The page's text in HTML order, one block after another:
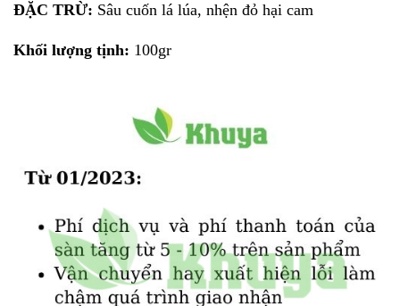
ĐẶC TRỪ: Sâu cuốn lá lúa, nhện đỏ hại cam
Khối lượng tịnh: 100gr